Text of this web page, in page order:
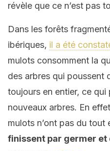
révèle que ce n’est pas
Dans les forêts
ibériques, il a été
mulots consomment la
des arbres qui poussent
toujours en entier, ce qui
nouveaux arbres. En
mulots n’ont pas du
finissent par germer et